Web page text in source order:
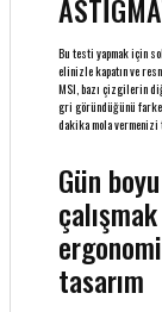
Bu testi yapmak için
elinizle kapatın ve
MSI, bazı çizgilerin
gri göründüğünü
dakika mola vermenizi
Gün
tasarım